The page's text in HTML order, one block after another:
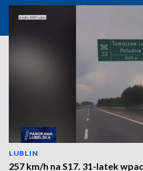
LUBLIN
257 km/h na S17. 31-latek